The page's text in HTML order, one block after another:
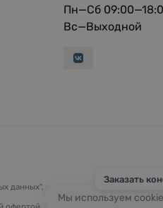
Пн—Сб
Вс—Выходной
данных", на условиях и для целей,
Заказать
Мы используем